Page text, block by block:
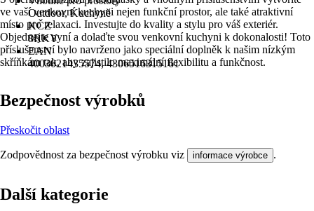
Outdoor, Kuchyně
KČZ
8RKY
EAN
4003021435574, 4306516315161
ve vaší venkovní kuchyni nejen funkční prostor, ale také atraktivní
místo pro relaxaci. Investujte do kvality a stylu pro váš exteriér.
Objednejte nyní a dolaďte svou venkovní kuchyni k dokonalosti! Toto
příslušenství bylo navrženo jako speciální doplněk k našim nízkým
skříňkám tak, aby zajistilo maximální flexibilitu a funkčnost.
Bezpečnost výrobků
Přeskočit oblast
Zodpovědnost za bezpečnost výrobku viz informace výrobce .
Další kategorie